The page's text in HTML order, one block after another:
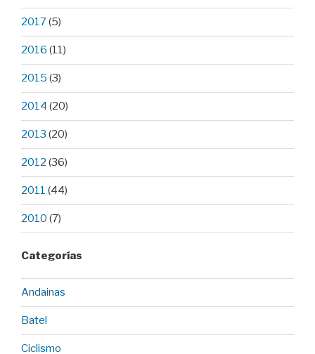
2017(5)
2016 (11)
2015 (3)
2014 (20)
2013 (20)
2012 (36)
2011 (44)
2010 (7)
Categorías
Andainas
Batel
Ciclismo